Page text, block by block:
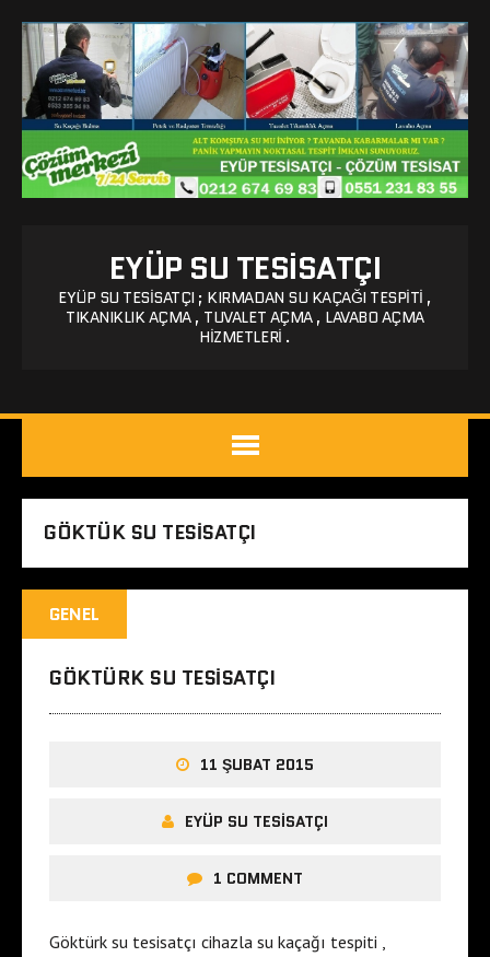
EYÜP SU TESISATÇI
EYÜP SU TESISATÇI ; KIRMADAN SU KAÇAĞI TESPITI ,
TIKANIKLIK AÇMA , TUVALET AÇMA , LAVABO AÇMA
HIZMETLERI .
GÖKTÜK SU TESISATÇI
GENEL
GÖKTÜRK SU TESISATÇI
11 ŞUBAT 2015
EYÜP SU TESISATÇI
1 COMMENT
Göktürk su tesisatçı cihazla su kaçağı tespiti ,